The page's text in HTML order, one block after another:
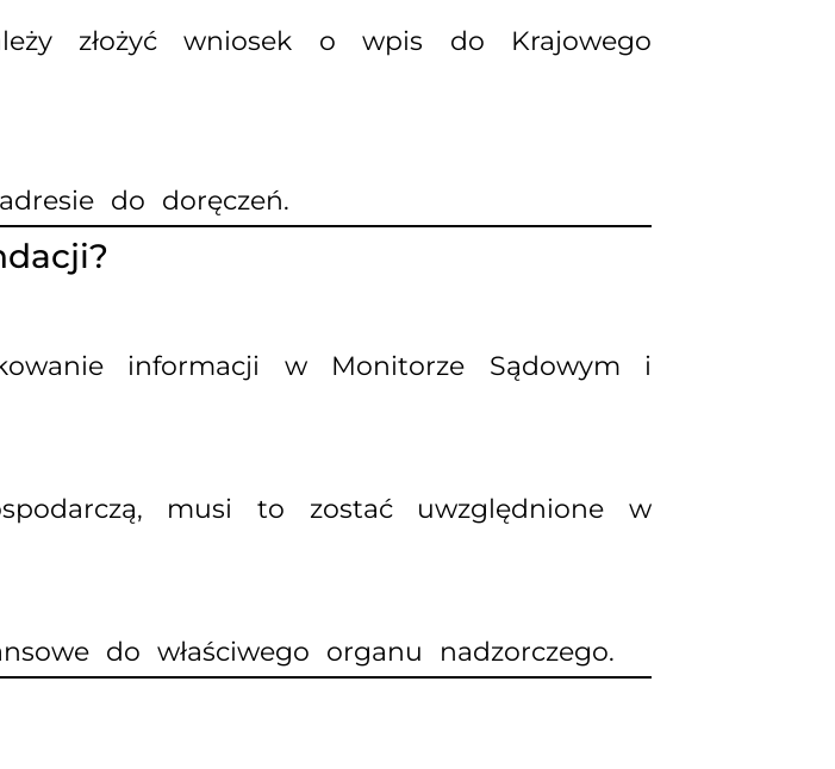
złożyć wniosek o wpis do Krajowego
do doręczeń.
informacji w Monitorze Sądowym i
musi to zostać uwzględnione w
do właściwego organu nadzorczego.